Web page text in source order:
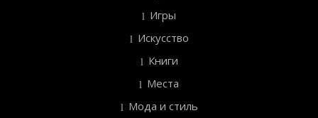
Игры
Искусство
Книги
Места
Мода и стиль